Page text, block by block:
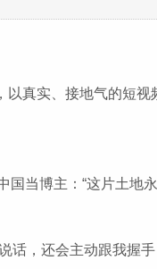
真实、接地气的短
当博主：“这片土地永
，还会主动跟我握手